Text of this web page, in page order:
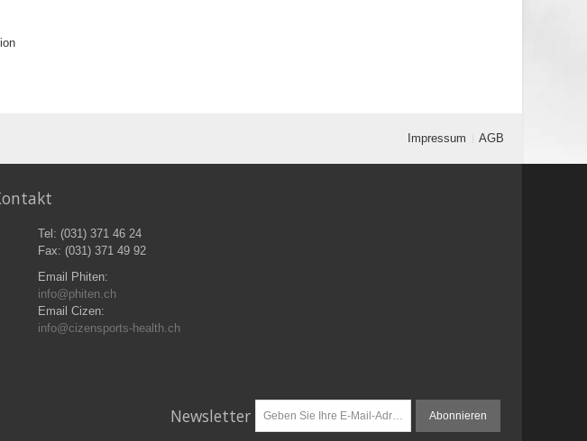
Impressum AGB
Tel: (031) 371 46 24
Fax: (031) 371 49 92
Email Phiten:
info@phiten.ch
Email Cizen:
info@cizensports-health.ch
Newsletter Abonnieren